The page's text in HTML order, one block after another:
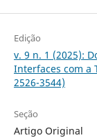
Edição
v. 9 n. 1 (2025):
Interfaces com a
2526-3544)
Seção
Artigo Original